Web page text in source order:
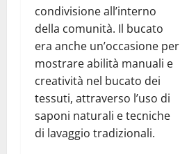
condivisione all’interno
della comunità. Il bucato
era anche un’occasione per
mostrare abilità manuali e
creatività nel bucato dei
tessuti, attraverso l’uso di
saponi naturali e tecniche
di lavaggio tradizionali.